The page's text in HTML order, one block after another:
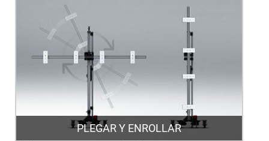
PLEGAR Y ENROLLAR